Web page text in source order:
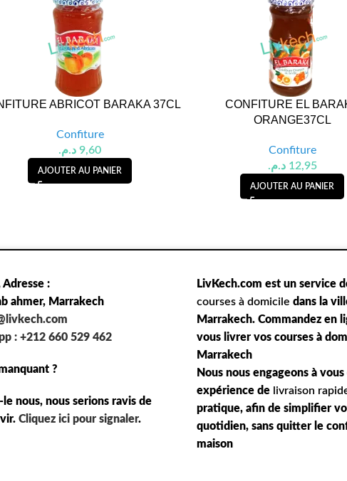
ABRICOT BARAKA 37CL
Confiture
9,60 د.م.
AJOUTER AU PANIER
CONFITURE EL
ORANGE37CL
Confiture
12,95 د.م.
AJOUTER AU PANIER
Adresse :
ahmer, Marrakech
: +212 660 529 462
?
le nous, nous serions ravis de
Cliquez ici pour signaler.
LivKech.com est un service
courses à domicile dans la
Marrakech. Commandez en
vous livrer vos courses à
Marrakech
Nous nous engageons à
expérience de livraison
pratique, afin de simplifier
quotidien, sans quitter le
maison